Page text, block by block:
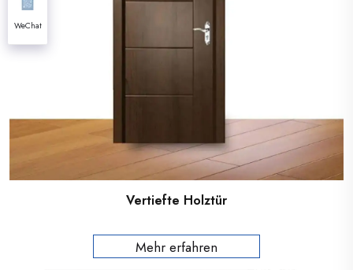
Vertiefte Holztür
Mehr erfahren
WeChat